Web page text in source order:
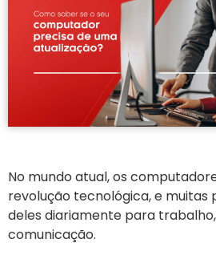
No mundo atual, os
revolução tecnológica, e muitas
deles diariamente para
comunicação.